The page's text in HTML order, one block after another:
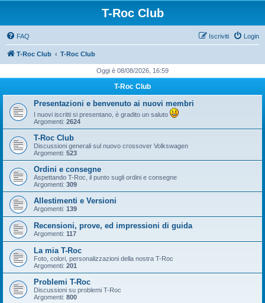
T-Roc Club
FAQ Login
Iscriviti
T-Roc Club T-Roc Club
Oggi è 08/08/2026, 16:59
T-Roc Club
Presentazioni e benvenuto ai nuovi membri
I nuovi iscritti si presentano, è gradito un saluto
Argomenti: 2624
T-Roc Club
Discussioni generali sul nuovo crossover Volkswagen
Argomenti: 523
Ordini e consegne
Aspettando T-Roc, il punto sugli ordini e consegne
Argomenti: 309
Allestimenti e Versioni
Argomenti: 139
Recensioni, prove, ed impressioni di guida
Argomenti: 117
La mia T-Roc
Foto, colori, personalizzazioni della nostra T-Roc
Argomenti: 201
Problemi T-Roc
Discussioni su problemi T-Roc
Argomenti: 800